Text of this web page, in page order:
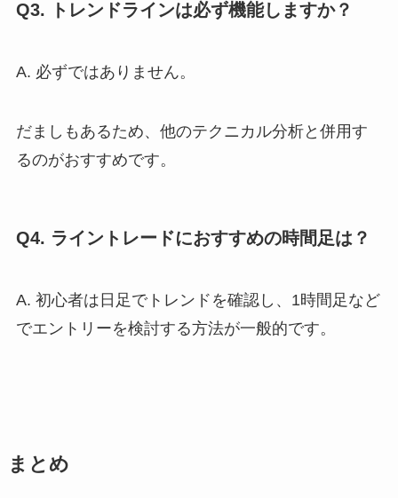
Q3. トレンドラインは必ず機能しますか？
A. 必ずではありません。
だましもあるため、他のテクニカル分析と併用す
るのがおすすめです。
Q4. ライントレードにおすすめの時間足は？
A. 初心者は日足でトレンドを確認し、1時間足など
でエントリーを検討する方法が一般的です。
まとめ